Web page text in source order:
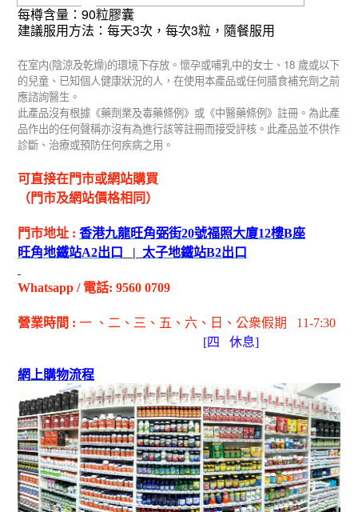
每樽含量： 90粒膠囊
建議服用方法：每天3次，每次3粒，隨餐服用
在室内(陰涼及乾燥)的環境下存放。懷孕或哺乳中的女士、 18 歲或以下
的兒童、已知個人健康狀況的人，在使用本產品或任何膳食補充劑之前
應諮詢醫生。
此產品沒有根據《藥劑業及毒藥條例》或《中醫藥條例》註冊。為此產
品作出的任何聲稱亦沒有為進行該等註冊而接受評核。此產品並不供作
診斷、治療或預防任何疾病之用。
可直接在門市或網站購買
（門市及網站價格相同）
門市地址 : 香港九龍旺角弼街20號福照大廈12樓B座
旺角地鐵站A2出 口 | 太子地鐵站B2出 口
Whatsapp / 電話: 9560 0709
營業時間 : 一 、二、三、五 、六 、日 、公衆假期
11-7:30
[四 休息]
網上購物流程